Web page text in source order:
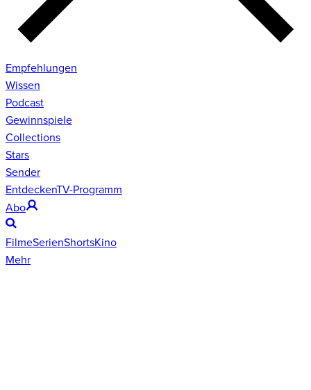
Empfehlungen
Wissen
Podcast
Gewinnspiele
Collections
Stars
Sender
EntdeckenTV-Programm
Abo
FilmeSerienShortsKino
Mehr